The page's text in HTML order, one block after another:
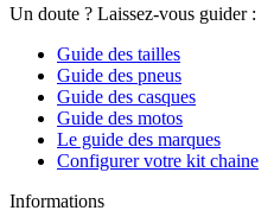
Un doute ? Laissez-vous guider :
Guide des tailles
Guide des pneus
Guide des casques
Guide des motos
Le guide des marques
Configurer votre kit chaine
Informations